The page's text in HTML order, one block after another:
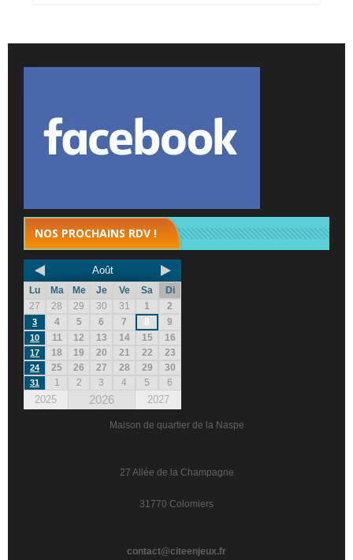
NOS PROCHAINS RDV !
Août
Lu Ma Me Je Ve Sa
Di
27
28 29 30 31 1 2
3 4 5 6 7 8 9
10 11 12 13 14 15 16
17 18 19 20 21 22 23
24 25 26 27 28 29 30
31 1 2 3 4 5 6
2025 2026 2027
Maison de quartier de la Naspe
27 Allée de la Champagne
31770 Colomiers
contact@citeenjeux.fr